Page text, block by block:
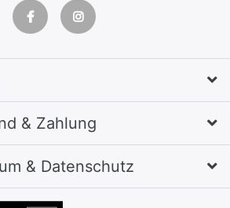
& Zahlung
& Datenschutz